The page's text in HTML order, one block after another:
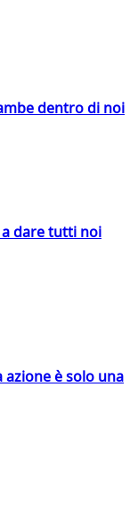
dentro di noi
dare tutti noi
è solo una